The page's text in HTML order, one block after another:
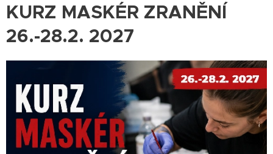
KURZ MASKÉR ZRANĚNÍ
26.-28.2. 2027